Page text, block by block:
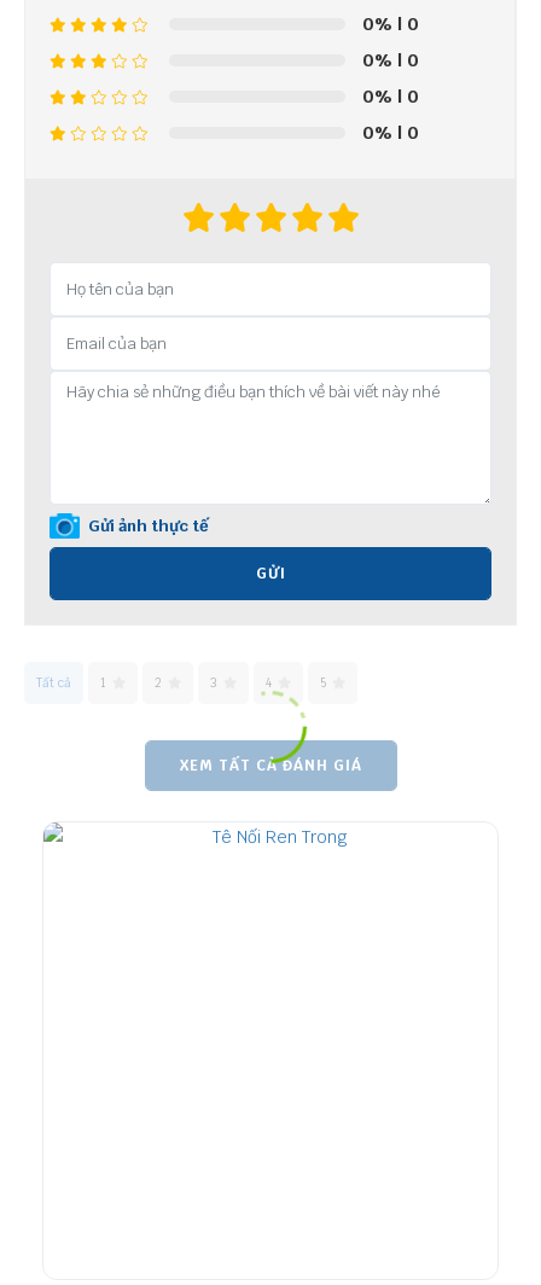
0% | 0
0% | 0
0% | 0
0% | 0
Gửi ảnh thực tế
GỬI
Tất cả 1 2 3 4 5
XEM TẤT CẢ ĐÁNH GIÁ